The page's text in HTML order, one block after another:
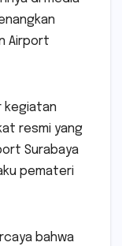
Airport
kegiatan
resmi yang
Surabaya
pemateri
bahwa